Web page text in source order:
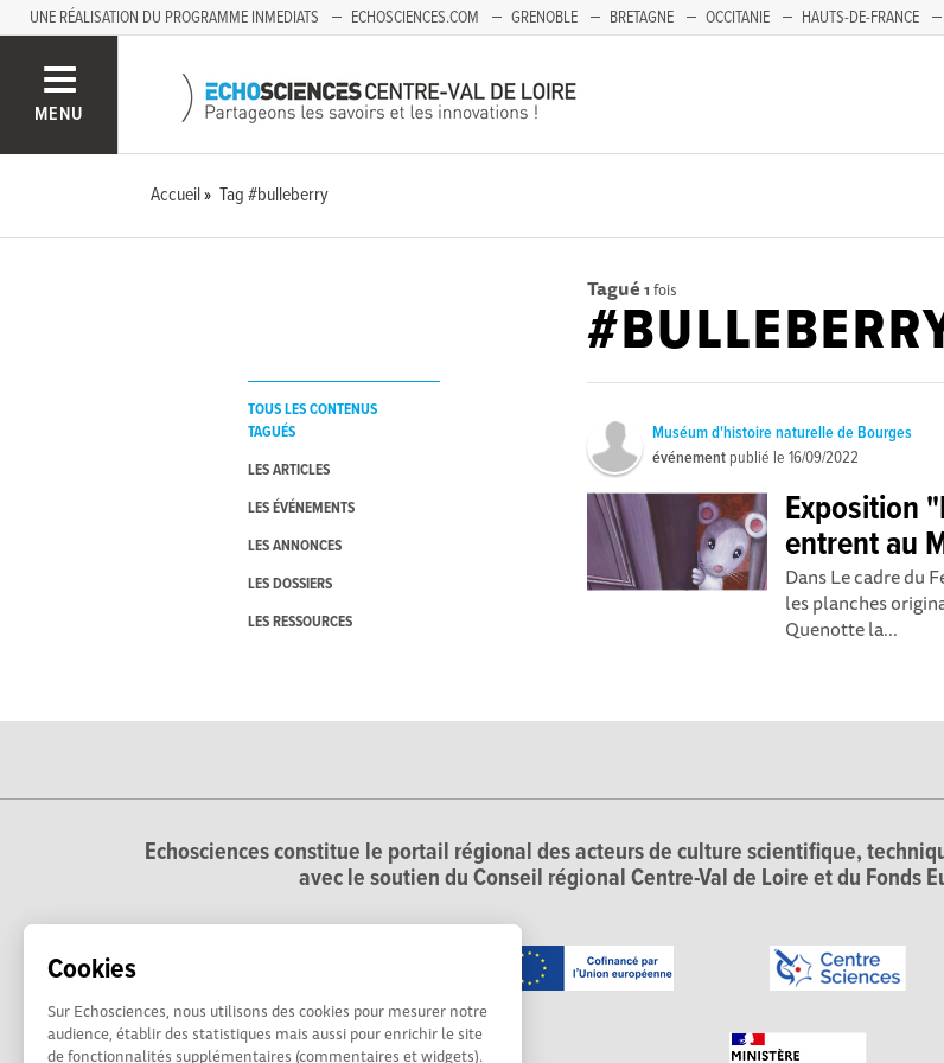
Cookies
Sur Echosciences, nous utilisons des cookies pour mesurer notre
audience, établir des statistiques mais aussi pour enrichir le site
de fonctionnalités supplémentaires (commentaires et widgets).
UNE RÉALISATION DU PROGRAMME INMEDIATS ECHOSCIENCES.COM GRENOBLE BRETAGNE OCCITANIE HAUTS-DE-FRANCE
MENU
Accueil Tag #bulleberry
TOUS LES CONTENUS
TAGUÉS
LES ARTICLES
LES ÉVÉNEMENTS
LES ANNONCES
LES DOSSIERS
LES RESSOURCES
Tagué 1 fois
Muséum d'histoire naturelle de Bourges
événement publié le16/09/2022
Exposition
entrent au
Dans Le cadre du
les planches
Quenotte la...
Echosciences constitue le portail régional des acteurs de culture scientifique,
avec le soutien du Conseil régional Centre-Val de Loire et du Fonds